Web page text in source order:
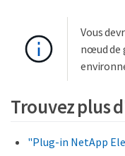
Vous
nœud de
Trouvez plus
"Plug-in NetApp